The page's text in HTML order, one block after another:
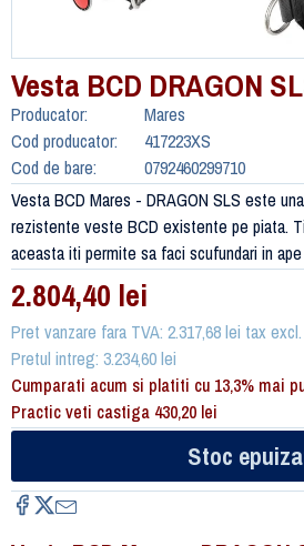
Vesta BCD DRAGON
Producator:
Mares
Cod producator:
417223XS
Cod de bare:
0792460299710
Vesta BCD Mares - DRAGON SLS este
rezistente veste BCD existente pe piata.
aceasta iti permite sa faci scufundari in
2.804,40 lei
Pret vanzare fara TVA: 2.317,68 lei tax excl.
Pretul intreg: 3.234,60 lei
Cumparati acum si platiti cu 13,3% mai
Practic veti castiga 430,20 lei
Stoc